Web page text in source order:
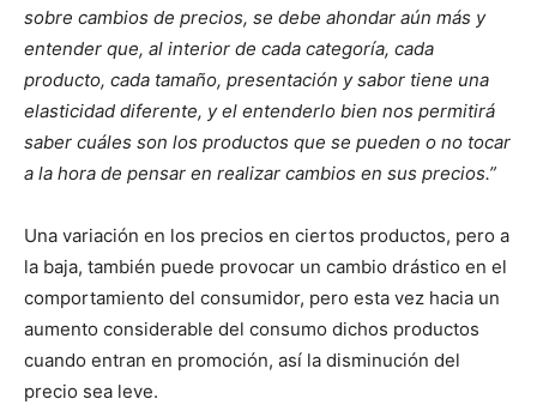
sobre cambios de precios, se debe ahondar aún más y
entender que, al interior de cada categoría, cada
producto, cada tamaño, presentación y sabor tiene una
elasticidad diferente, y el entenderlo bien nos permitirá
saber cuáles son los productos que se pueden o no tocar
a la hora de pensar en realizar cambios en sus precios.”
Una variación en los precios en ciertos productos, pero a
la baja, también puede provocar un cambio drástico en el
comportamiento del consumidor, pero esta vez hacia un
aumento considerable del consumo dichos productos
cuando entran en promoción, así la disminución del
precio sea leve.